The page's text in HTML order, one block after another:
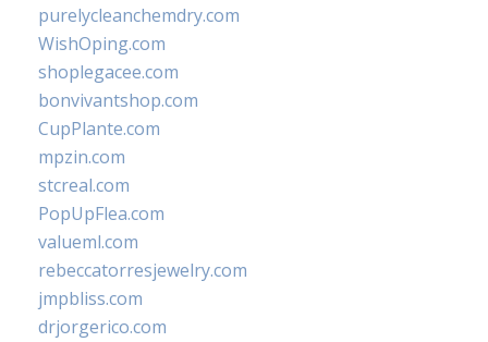
purelycleanchemdry.com
WishOping.com
shoplegacee.com
bonvivantshop.com
CupPlante.com
mpzin.com
stcreal.com
PopUpFlea.com
valueml.com
rebeccatorresjewelry.com
jmpbliss.com
drjorgerico.com